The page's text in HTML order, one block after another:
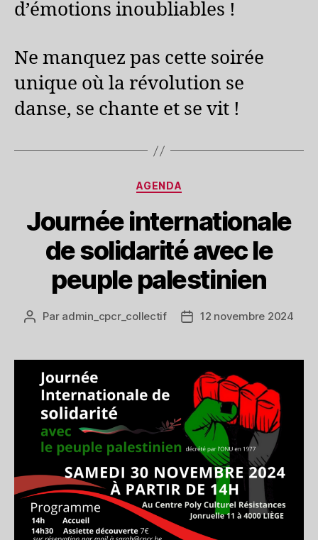
d’émotions inoubliables !
Ne manquez pas cette soirée
unique où la révolution se
danse, se chante et se vit !
Catégories
AGENDA
Journée internationale
de solidarité avec le
peuple palestinien
Auteur
Par admin_cpcr_collectif
Date12 novembre 2024